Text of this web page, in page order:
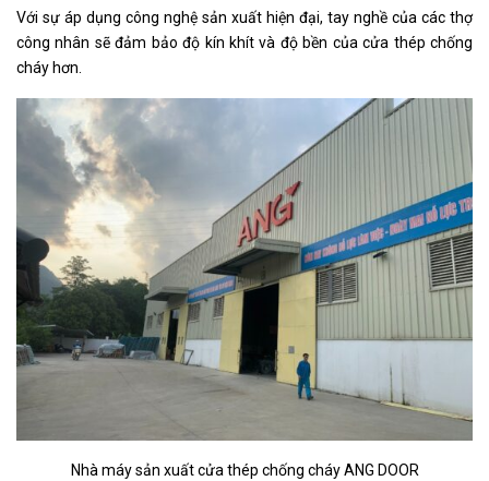
Với sự áp dụng công nghệ sản xuất hiện đại, tay nghề của các thợ
công nhân sẽ đảm bảo độ kín khít và độ bền của cửa thép chống
cháy hơn.
Nhà máy sản xuất cửa thép chống cháy ANG DOOR